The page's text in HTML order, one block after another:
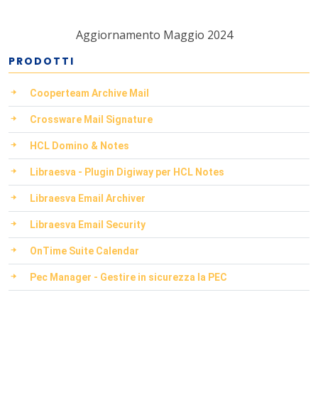
Aggiornamento Maggio 2024
PRODOTTI
Cooperteam Archive Mail
Crossware Mail Signature
HCL Domino & Notes
Libraesva - Plugin Digiway per HCL Notes
Libraesva Email Archiver
Libraesva Email Security
OnTime Suite Calendar
Pec Manager - Gestire in sicurezza la PEC